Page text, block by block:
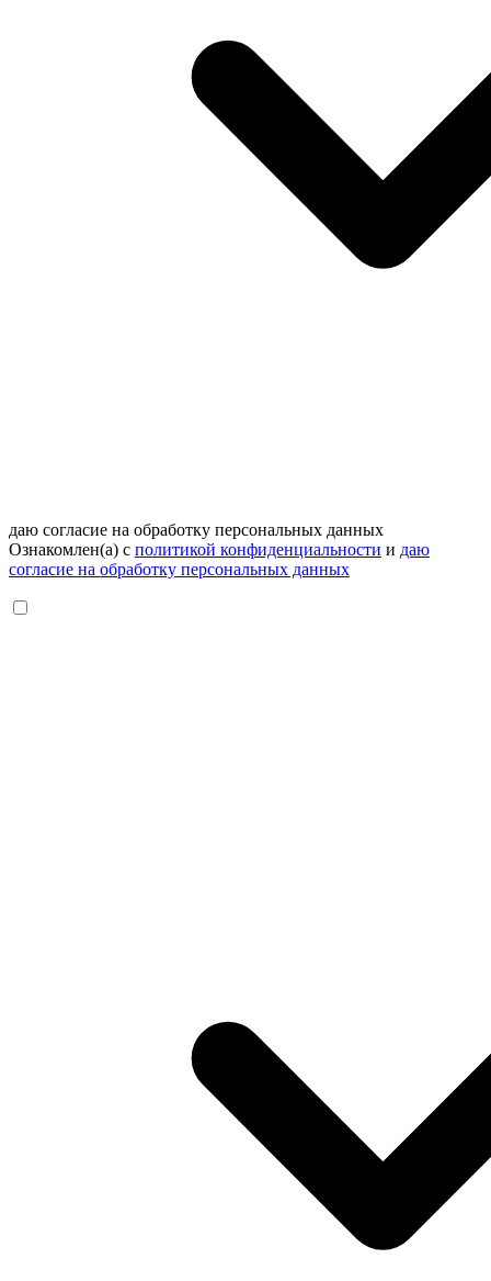
даю согласие на обработку персональных данных
Ознакомлен(а) с политикой конфиденциальности и даю
согласие на обработку персональных данных